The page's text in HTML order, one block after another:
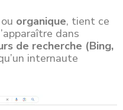
organique, tient ce
dans
de recherche (Bing,
internaute